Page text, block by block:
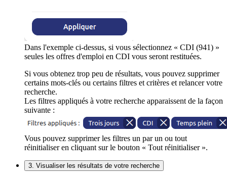
Dans l'exemple ci-dessus, si vous sélectionnez « CDI (941) »
seules les offres d'emploi en CDI vous seront restituées.
Si vous obtenez trop peu de résultats, vous pouvez supprimer
certains mots-clés ou certains filtres et critères et relancer votre
recherche.
Les filtres appliqués à votre recherche apparaissent de la façon
suivante :
Vous pouvez supprimer les filtres un par un ou tout
réinitialiser en cliquant sur le bouton « Tout réinitialiser ».
3. Visualiser les résultats de votre recherche